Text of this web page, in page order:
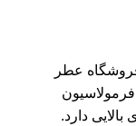
عطر
دارد.